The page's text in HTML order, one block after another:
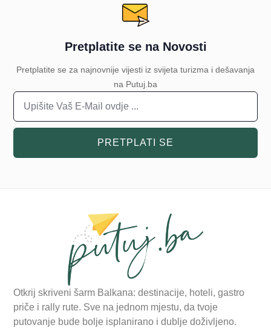
Pretplatite se na Novosti
Pretplatite se za najnovnije vijesti iz svijeta turizma i dešavanja
na Putuj.ba
PRETPLATI SE
Otkrij skriveni šarm Balkana: destinacije, hoteli, gastro
priče i rally rute. Sve na jednom mjestu, da tvoje
putovanje bude bolje isplanirano i dublje doživljeno.